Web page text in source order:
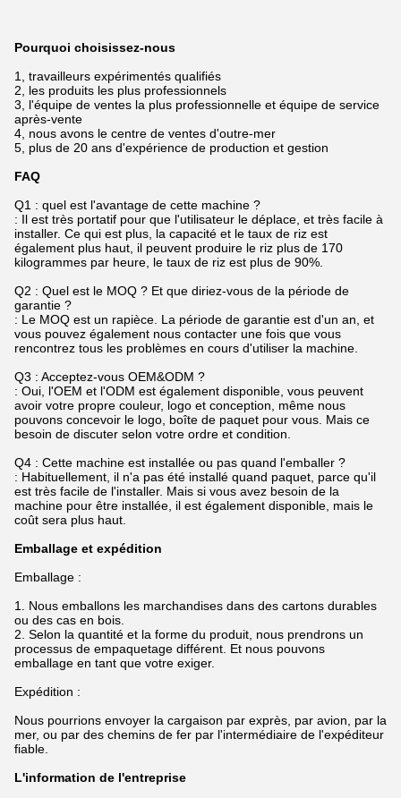
Pourquoi choisissez-nous
1, travailleurs expérimentés qualifiés
2, les produits les plus professionnels
3, l'équipe de ventes la plus professionnelle et équipe de service
après-vente
4, nous avons le centre de ventes d'outre-mer
5, plus de 20 ans d'expérience de production et gestion
FAQ
Q1 : quel est l'avantage de cette machine ?
: Il est très portatif pour que l'utilisateur le déplace, et très facile à
installer. Ce qui est plus, la capacité et le taux de riz est
également plus haut, il peuvent produire le riz plus de 170
kilogrammes par heure, le taux de riz est plus de 90%.
Q2 : Quel est le MOQ ? Et que diriez-vous de la période de
garantie ?
: Le MOQ est un rapièce. La période de garantie est d'un an, et
vous pouvez également nous contacter une fois que vous
rencontrez tous les problèmes en cours d'utiliser la machine.
Q3 : Acceptez-vous OEM&ODM ?
: Oui, l'OEM et l'ODM est également disponible, vous peuvent
avoir votre propre couleur, logo et conception, même nous
pouvons concevoir le logo, boîte de paquet pour vous. Mais ce
besoin de discuter selon votre ordre et condition.
Q4 : Cette machine est installée ou pas quand l'emballer ?
: Habituellement, il n'a pas été installé quand paquet, parce qu'il
est très facile de l'installer. Mais si vous avez besoin de la
machine pour être installée, il est également disponible, mais le
coût sera plus haut.
Emballage et expédition
Emballage :
1. Nous emballons les marchandises dans des cartons durables
ou des cas en bois.
2. Selon la quantité et la forme du produit, nous prendrons un
processus de empaquetage différent. Et nous pouvons
emballage en tant que votre exiger.
Expédition :
Nous pourrions envoyer la cargaison par exprès, par avion, par la
mer, ou par des chemins de fer par l'intermédiaire de l'expéditeur
fiable.
L'information de l'entreprise